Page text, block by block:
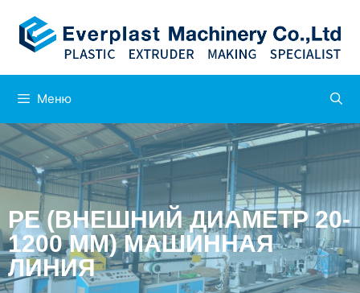
Меню
PE (ВНЕШНИЙ ДИАМЕТР 20-
1200 ММ) МАШИННАЯ
ЛИНИЯ